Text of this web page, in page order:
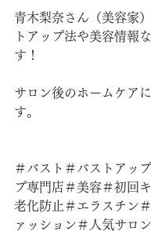
青木梨奈さん（美容家
トアップ法や美容情報
す！
サロン後のホームケア
す。
＃バスト＃バストアッ
プ専門店＃美容＃初回
老化防止＃エラスチン
ァッション＃人気サロ